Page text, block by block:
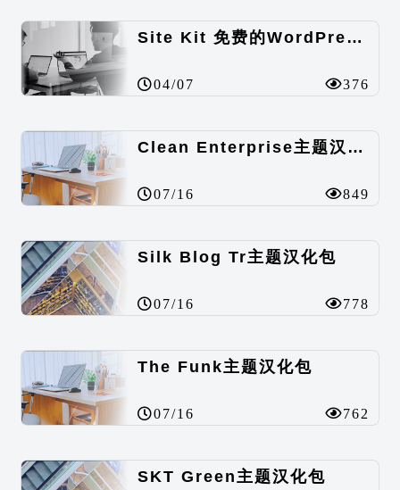
Site Kit 免费的WordPress数据统计插件
04/07 376
Clean Enterprise主题汉化包
07/16 849
Silk Blog Tr主题汉化包
07/16 778
The Funk主题汉化包
07/16 762
SKT Green主题汉化包